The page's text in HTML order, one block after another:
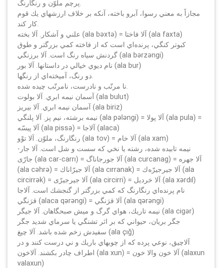
مجازاً به معني رسوا، آبرو باخته، آنكه بر خلاف ارزشهاي يك قوم
علني و آشكار. آلا بخته (ala bәxtә) = آلا فاختا (ala faxta)
كبوتر كنگي، پرنده‌اي است كه از فاخته كمي بزرگتر و طوق
گردنش سياه رنگ است. آلا برزنگي (ala bәrzәngi)
نام ديوي خيالي در داستانها. آلا بور (ala bur)
آسمان نيمه ابري. آلا بولوت (ala bulut)
آسمان نيمه ابري. آلا بيريز (ala biriz)
نيمه برشته، نيم پز. آلا پلنگي (ala pәlәngi) = آلا پولا (ala pula) =
آلا پيسّه (ala pissә) = آلاجا (alaca)
رنگارنگ، ملوّن. آلا توْو (ala tov) = آلا خام (ala xam)
نيمه تابيده شده، رشته يا نخي كه سست و شل است. آلا جار-
جارّی (ala car-carrı) = آلا جورجاناگ (ala curcanag) = آلا جهره
(ala cәhrә) = آلا جيرّاناك (ala cırranak) = آلا جيرجيرّه‌ك (ala
circirrәk) = آلا جيرجيرّی (ala circirri) = آلا خرديل (ala xәrdıl)
نام پرنده‌اي رنگارنگ كه كمي بزرگتر از گنجشك است. آلاجا
قرَنگي (alaca qәrәngi) = آلا قرَنگي (ala qәrәngi)
نيمه تاريك، هواي گرگ و ميش صبحگاهان. آلا جيگر (ala cigәr)
جگر بريان، حيواني كه بر اثر تشنگي يا سرماي شديد جگر
سفيدش زخم شده باشد. آلا چيغ (ala çığ)
آلاچيق، نوعي پرده كه از چوبهاي باريك و ني درست كنند و در
اطراف چادر بكشند. آلاخون (ala xun) = آلا خون والا خون (alaxun
valaxun)